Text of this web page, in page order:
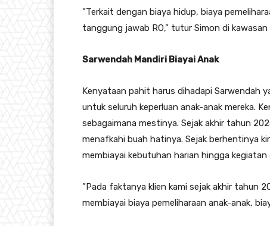
​”Terkait dengan biaya hidup, biaya
tanggung jawab RO,” tutur Simon di
Sarwendah Mandiri Biayai Anak
​Kenyataan pahit harus dihadapi Sarwendah
untuk seluruh keperluan anak-anak mereka.
sebagaimana mestinya. Sejak akhir tahun
menafkahi buah hatinya. ​Sejak berhentinya
membiayai kebutuhan harian hingga kegiatan
​”Pada faktanya klien kami sejak akhir tahun
membiayai biaya pemeliharaan anak-anak,